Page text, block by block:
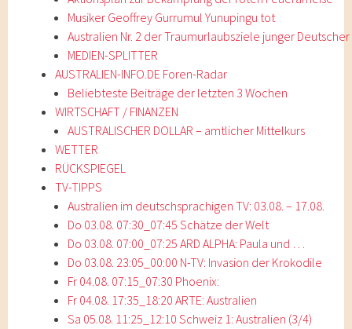
Musiker Geoffrey Gurrumul Yunupingu tot
Australien Nr. 2 der Traumurlaubsziele junger Deutscher
MEDIEN-SPLITTER
AUSTRALIEN-INFO.DE Foren-Radar
Beliebteste Beiträge der letzten 3 Wochen
WIRTSCHAFT / FINANZEN
AUSTRALISCHER DOLLAR – amtlicher Mittelkurs
WETTER
RÜCKSPIEGEL
TV-TIPPS
Australien im deutschsprachigen TV: 03.08. – 17.08.
Do 03.08. 07:30_07:45 Schätze der Welt
Do 03.08. 07:00_07:25 ARD ALPHA: Paula und …
Do 03.08. 23:05_00:00 N-TV: Invasion der Krokodile
Fr 04.08. 07:15_07:30 Phoenix:
Fr 04.08. 17:35_18:20 ARTE: Australien
Sa 05.08. 11:25_12:10 Schweiz 1: Australien (3/4)